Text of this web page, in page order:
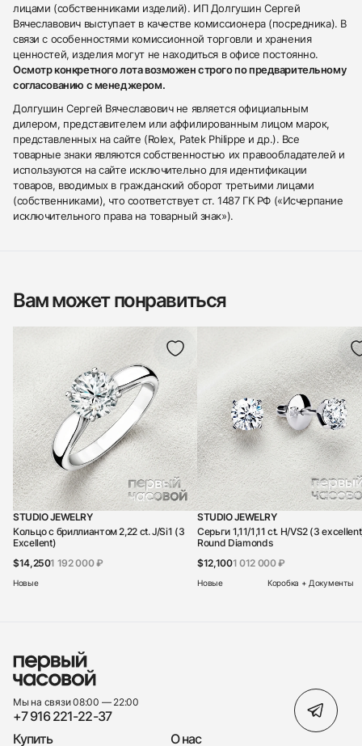
лицами (собственниками изделий). ИП Долгушин Сергей
Вячеславович выступает в качестве комиссионера (посредника). В
связи с особенностями комиссионной торговли и хранения
ценностей, изделия могут не находиться в офисе постоянно.
Осмотр конкретного лота возможен строго по предварительному
согласованию с менеджером.
Долгушин Сергей Вячеславович не является официальным
дилером, представителем или аффилированным лицом марок,
представленных на сайте (Rolex, Patek Philippe и др.). Все
товарные знаки являются собственностью их правообладателей и
используются на сайте исключительно для идентификации
товаров, вводимых в гражданский оборот третьими лицами
(собственниками), что соответствует ст. 1487 ГК РФ («Исчерпание
исключительного права на товарный знак»).
Вам может понравиться
STUDIO JEWELRY
Кольцо с бриллиантом 2,22 ct. J/Si1 (3
Excellent)
$14,2501 192 000 ₽
Новые
STUDIO JEWELRY
Серьги 1,11/1,11 ct. H/VS2 (3
Round Diamonds
$12,1001 012 000 ₽
Новые Коробка + Документы
Мы на связи 08:00 — 22:00
+7 916 221-22-37
Купить
О нас